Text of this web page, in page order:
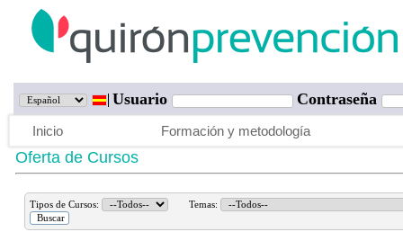
Usuario Contraseña
Inicio Formación y metodología
Oferta de Cursos
Tipos de Cursos: Temas: